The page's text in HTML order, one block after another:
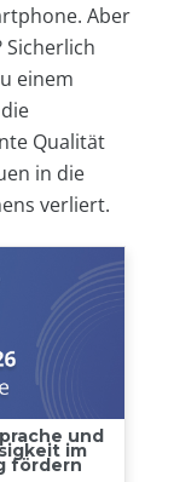
Aber
einem
Qualität
in die
verliert.